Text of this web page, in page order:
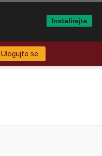
Ulogujte se
Instalirajte